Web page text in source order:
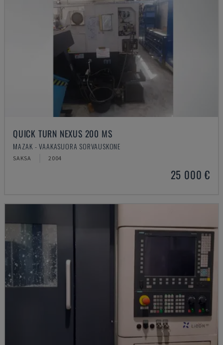
QUICK TURN NEXUS 200 MS
MAZAK - VAAKASUORA SORVAUSKONE
SAKSA 2004
25 000 €